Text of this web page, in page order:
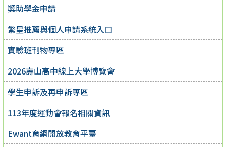
獎助學金申請
繁星推薦與個人申請系統入口
實驗班刊物專區
2026壽山高中線上大學博覽會
學生申訴及再申訴專區
113年度運動會報名相關資訊
Ewant育網開放教育平臺